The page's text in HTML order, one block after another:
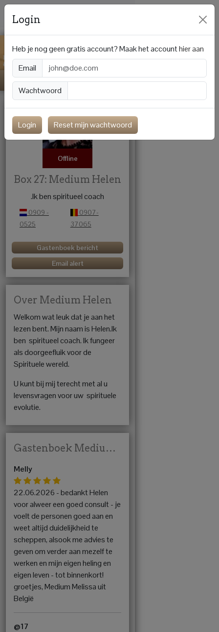
Offline
Box 27: Medium Helen
.Ik ben spiritueel coach
0909 -
0525
0907-
37065
Gastenboek bericht
Email alert
Over Medium Helen
Welkom wat leuk dat je aan het
lezen bent. Mijn naam is Helen.Ik
ben spiritueel coach. Ik fungeer
als doorgeefluik voor de
Spirituele wereld.
U kunt bij mij terecht met al u
levensvragen voor uw spirituele
evolutie.
Gastenboek Medium Helen
Melly
22.06.2026 - bedankt Helen
voor alweer een goed consult - je
voelt de personen goed aan en
weet altijd duidelijkheid te
scheppen, alsook me advies te
geven om verder aan mezelf te
werken en mijn eigen heling en
eigen leven - tot binnenkort!
groetjes, Medium Melissa uit
België
@17
Login
Heb je nog geen gratis account? Maak het accounthier aan
Email
Wachtwoord
Login Reset mijn wachtwoord